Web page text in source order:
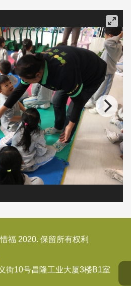
福 2020. 保留所有权利
街10号昌隆工业大厦3楼B1室